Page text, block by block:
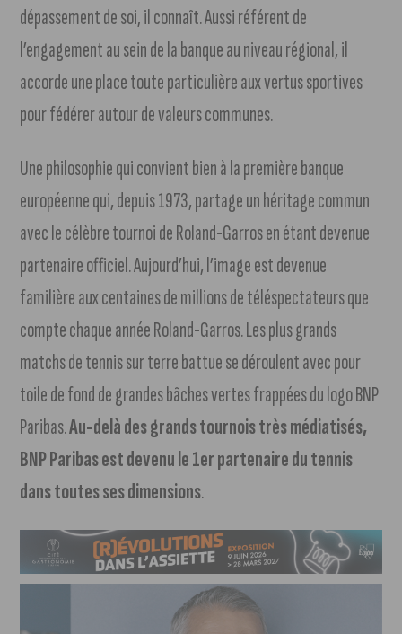
dépassement de soi, il connaît. Aussi référent de
l’engagement au sein de la banque au niveau régional, il
accorde une place toute particulière aux vertus sportives
pour fédérer autour de valeurs communes.
Une philosophie qui convient bien à la première banque
européenne qui, depuis 1973, partage un héritage commun
avec le célèbre tournoi de Roland-Garros en étant devenue
partenaire officiel. Aujourd’hui, l’image est devenue
familière aux centaines de millions de téléspectateurs que
compte chaque année Roland-Garros. Les plus grands
matchs de tennis sur terre battue se déroulent avec pour
toile de fond de grandes bâches vertes frappées du logo BNP
Paribas.Au-delà des grands tournois très médiatisés,
BNP Paribas est devenu le 1er partenaire du tennis
dans toutes ses dimensions.